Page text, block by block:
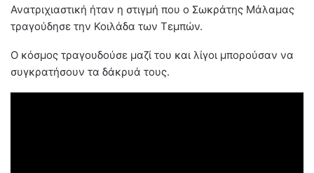
Ανατριχιαστική ήταν η στιγμή που ο Σωκράτης Μάλαμας
τραγούδησε την Κοιλάδα των Τεμπών.
Ο κόσμος τραγουδούσε μαζί του και λίγοι μπορούσαν να
συγκρατήσουν τα δάκρυά τους.